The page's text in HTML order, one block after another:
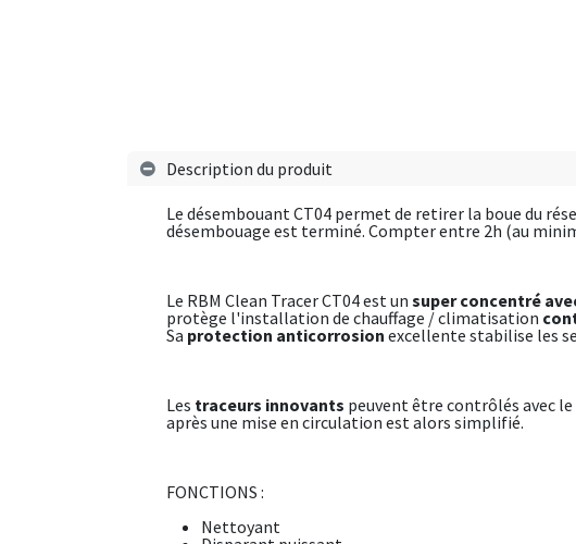
Description du produit
Le désembouant CT04 permet de retirer la boue du
désembouage est terminé. Compter entre 2h (au
Le RBM Clean Tracer CT04 est un super concentré
protège l'installation de chauffage / climatisation
Sa protection anticorrosion excellente stabilise les
Les traceurs innovants peuvent être contrôlés avec
après une mise en circulation est alors simplifié.
FONCTIONS :
Nettoyant